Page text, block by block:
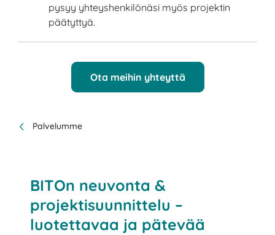
pysyy yhteyshenkilönäsi myös projektin
päätyttyä.
Ota meihin yhteyttä
Palvelumme
BITOn neuvonta &
projektisuunnittelu –
luotettavaa ja pätevää